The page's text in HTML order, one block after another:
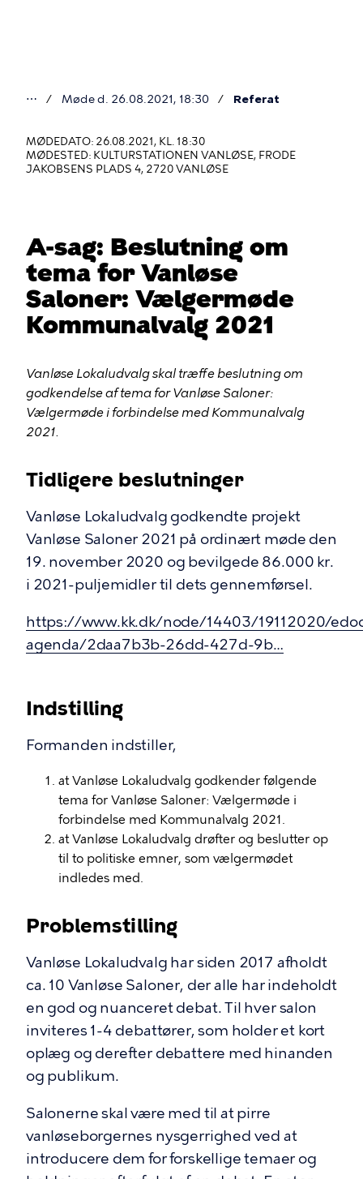
er
her
⋯ Møde d. 26.08.2021, 18:30 Referat
MØDEDATO: 26.08.2021, KL. 18:30
MØDESTED: KULTURSTATIONEN VANLØSE, FRODE
JAKOBSENS PLADS 4, 2720 VANLØSE
A-sag: Beslutning om
tema for Vanløse
Saloner: Vælgermøde
Kommunalvalg 2021
Vanløse Lokaludvalg skal træffe beslutning om
godkendelse af tema for Vanløse Saloner:
Vælgermøde i forbindelse med Kommunalvalg
2021.
Tidligere beslutninger
Vanløse Lokaludvalg godkendte projekt
Vanløse Saloner 2021 på ordinært møde den
19. november 2020 og bevilgede 86.000 kr.
i 2021-puljemidler til dets gennemførsel.
https://www.kk.dk/node/14403/19112020/
agenda/2daa7b3b-26dd-427d-9b…
Indstilling
Formanden indstiller,
at Vanløse Lokaludvalg godkender følgende
tema for Vanløse Saloner: Vælgermøde i
forbindelse med Kommunalvalg 2021.
at Vanløse Lokaludvalg drøfter og beslutter op
til to politiske emner, som vælgermødet
indledes med.
Problemstilling
Vanløse Lokaludvalg har siden 2017 afholdt
ca. 10 Vanløse Saloner, der alle har indeholdt
en god og nuanceret debat. Til hver salon
inviteres 1-4 debattører, som holder et kort
oplæg og derefter debattere med hinanden
og publikum.
Salonerne skal være med til at pirre
vanløseborgernes nysgerrighed ved at
introducere dem for forskellige temaer og